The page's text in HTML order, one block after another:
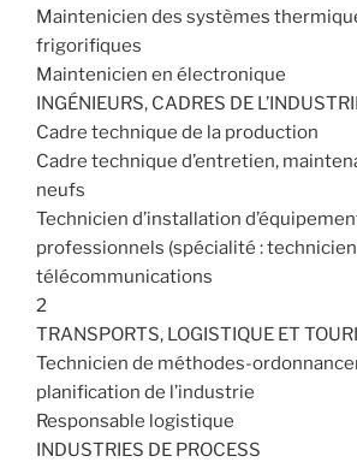
Maintenicien des systèmes
frigorifiques
Maintenicien en électronique
INGÉNIEURS, CADRES DE
Cadre technique de la production
Cadre technique d’entretien,
neufs
Technicien d’installation
professionnels (spécialité :
télécommunications
2
TRANSPORTS, LOGISTIQUE ET
Technicien de méthodes-
planification de l’industrie
Responsable logistique
INDUSTRIES DE PROCESS